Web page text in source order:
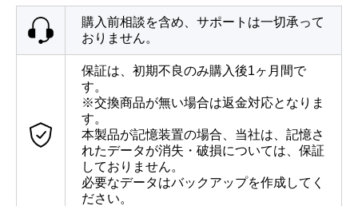
購入前相談を含め、サポートは一切承って
おりません。
保証は、初期不良のみ購入後1ヶ月間で
す。
※交換商品が無い場合は返金対応となりま
す。
本製品が記憶装置の場合、当社は、記憶さ
れたデータが消失・破損については、保証
しておりません。
必要なデータはバックアップを作成してく
ださい。